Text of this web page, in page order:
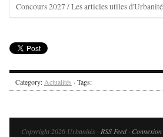
Concours 2027 / Les articles utiles
Category:Actualités · Tags:
Copyright 2026 Urbanités · RSS Feed· Connexion